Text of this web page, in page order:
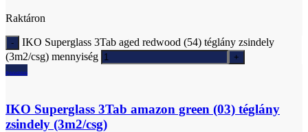
Raktáron
IKO Superglass 3Tab aged redwood (54) téglány zsindely
(3m2/csg) mennyiség
Ajánlatkérés
IKO Superglass 3Tab amazon green (03) téglány
zsindely (3m2/csg)